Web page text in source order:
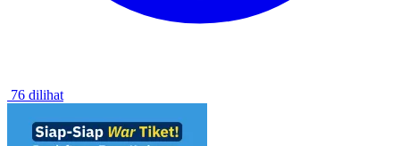
76 dilihat